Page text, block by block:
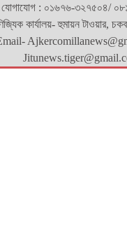
যোগাযোগ : ০১৬৭৬-৩২৭৫০৪/
কার্যালয়- হুমায়ন টাওয়ার,